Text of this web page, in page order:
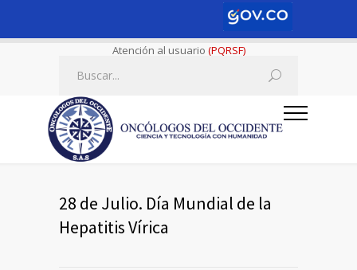
Atención al usuario (PQRSF)
28 de Julio. Día Mundial de la
Hepatitis Vírica